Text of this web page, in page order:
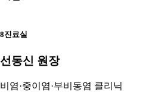
8진료실
선동신 원장
비염·중이염·부비동염 클리닉